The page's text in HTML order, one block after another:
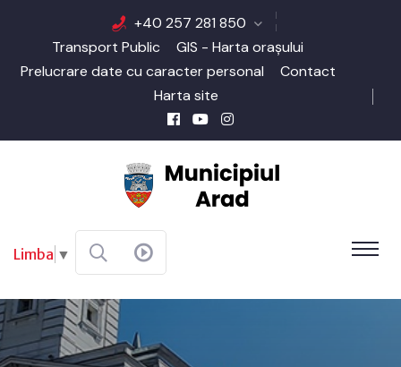
+40 257 281 850
Transport Public
GIS - Harta orașului
Prelucrare date cu caracter personal
Contact
Harta site
Limba ▼